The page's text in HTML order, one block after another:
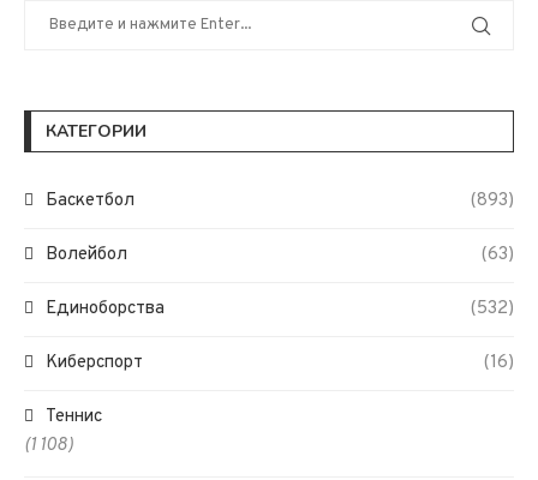
КАТЕГОРИИ
Баскетбол (893)
Волейбол (63)
Единоборства (532)
Киберспорт (16)
Теннис
(1 108)